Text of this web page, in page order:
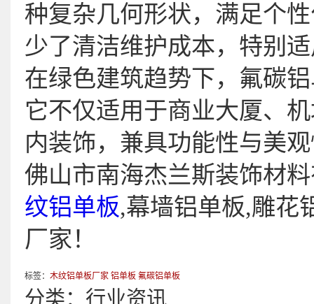
种复杂几何形状，满足个
少了清洁维护成本，特别
在绿色建筑趋势下，氟碳
它不仅适用于商业大厦、
内装饰，兼具功能性与美
佛山市南海杰兰斯装饰材
纹铝单板,幕墙铝单板,雕花
厂家！
标签： 木纹铝单板厂家 铝单板 氟碳铝单板
分类： 行业资讯